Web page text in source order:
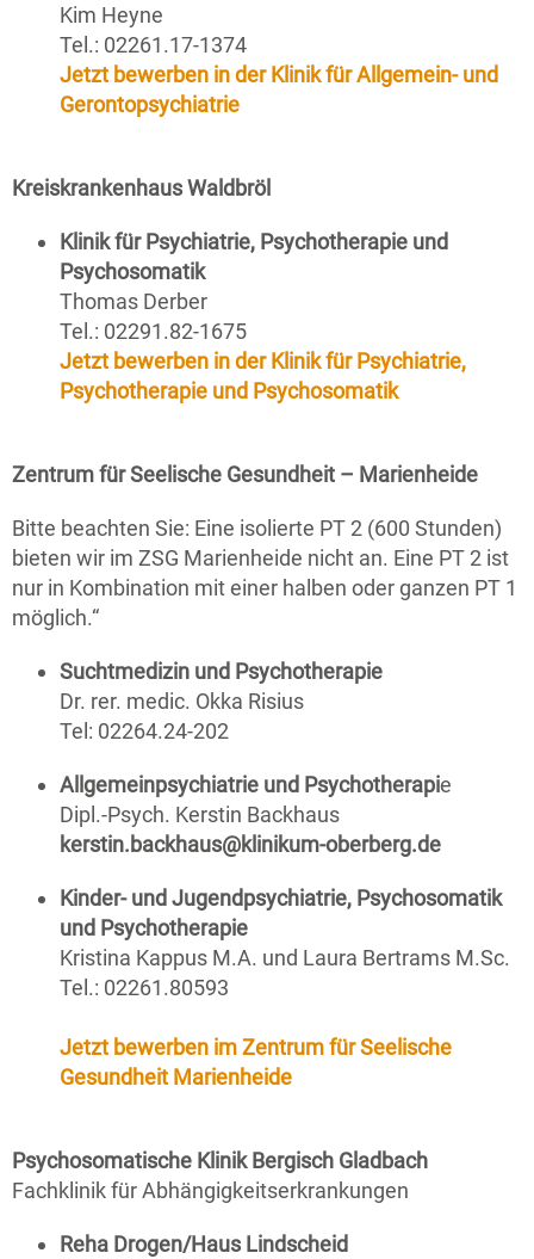
Kim Heyne
Tel.: 02261.17-1374
Jetzt bewerben in derKlinik für Allgemein- und
Gerontopsychiatrie
Kreiskrankenhaus Waldbröl
Klinik für Psychiatrie, Psychotherapie und
Psychosomatik
Thomas Derber
Tel.: 02291.82-1675
Jetzt bewerben in der Klinik für Psychiatrie,
Psychotherapie und Psychosomatik
Zentrum für Seelische Gesundheit – Marienheide
Bitte beachten Sie: Eine isolierte PT 2 (600 Stunden)
bieten wir im ZSG Marienheide nicht an. Eine PT 2 ist
nur in Kombination mit einer halben oder ganzen PT 1
möglich.“
Suchtmedizin und Psychotherapie
Dr. rer. medic. Okka Risius
Tel: 02264.24-202
Allgemeinpsychiatrie und Psychotherapie
Dipl.-Psych. Kerstin Backhaus
kerstin.backhaus@klinikum-oberberg.de
Kinder- und Jugendpsychiatrie, Psychosomatik
und Psychotherapie
Kristina Kappus M.A. und Laura Bertrams M.Sc.
Tel.: 02261.80593
Jetzt bewerben im Zentrum für Seelische
Gesundheit Marienheide
Psychosomatische Klinik Bergisch Gladbach
Fachklinik für Abhängigkeitserkrankungen
Reha Drogen/Haus Lindscheid